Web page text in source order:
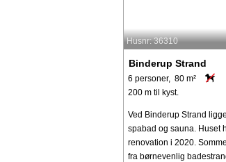
Husnr: 36310
Binderup Strand
6 personer, 80 m²
200 m til kyst.
Ved Binderup Strand
spabad og sauna. Huset
renovation i 2020.
fra børnevenlig